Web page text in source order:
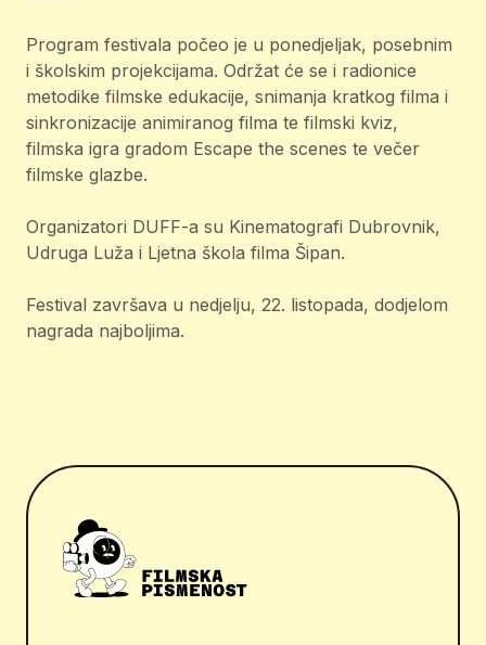
Program festivala počeo je u ponedjeljak, posebnim
i školskim projekcijama. Održat će se i radionice
metodike filmske edukacije, snimanja kratkog filma i
sinkronizacije animiranog filma te filmski kviz,
filmska igra gradom Escape the scenes te večer
filmske glazbe.
Organizatori DUFF-a su Kinematografi Dubrovnik,
Udruga Luža i Ljetna škola filma Šipan.
Festival završava u nedjelju, 22. listopada, dodjelom
nagrada najboljima.